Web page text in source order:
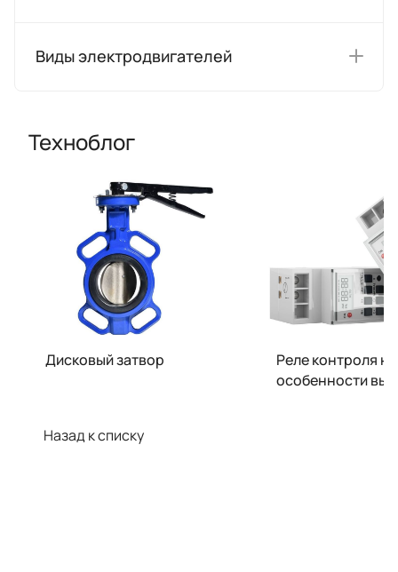
Виды электродвигателей
Техноблог
Дисковый затвор
Реле контроля
особенности
Назад к списку